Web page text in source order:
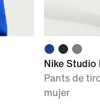
Nike Studio
Pants de
mujer